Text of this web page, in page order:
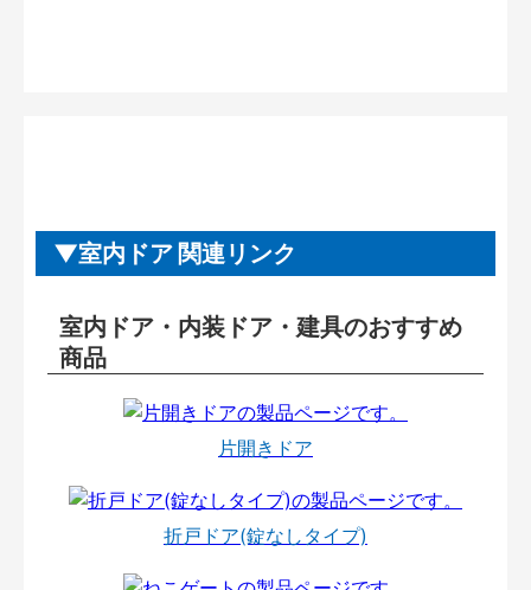
室内ドア 関連リンク
室内ドア・内装ドア・建具のおすすめ
商品
片開きドア
折戸ドア(錠なしタイプ)